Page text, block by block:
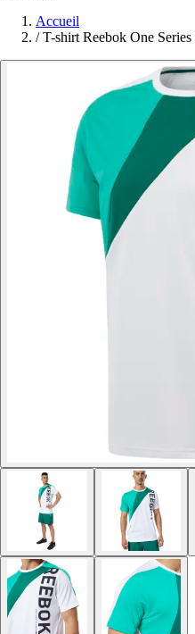
Accueil
/ T-shirt Reebok One